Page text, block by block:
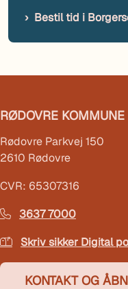
Bestil tid i
RØDOVRE KOMMUNE
Rødovre Parkvej 150
2610 Rødovre
CVR: 65307316
3637 7000
Skriv sikker Digital
KONTAKT OG